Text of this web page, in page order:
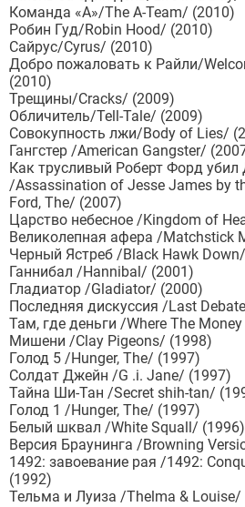
Команда «А»/The A-Team/ (2010)
Робин Гуд/Robin Hood/ (2010)
Сайрус/Cyrus/ (2010)
Добро пожаловать к Райли/
(2010)
Трещины/Cracks/ (2009)
Обличитель/Tell-Tale/ (2009)
Совокупность лжи/Body of Lies/
Гангстер /American Gangster/
Как трусливый Роберт Форд
/Assassination of Jesse James by
Ford, The/ (2007)
Царство небесное /Kingdom of
Великолепная афера /Matchstick
Черный Ястреб /Black Hawk
Ганнибал /Hannibal/ (2001)
Гладиатор /Gladiator/ (2000)
Последняя дискуссия /Last
Там, где деньги /Where The
Мишени /Clay Pigeons/ (1998)
Голод 5 /Hunger, The/ (1997)
Солдат Джейн /G .i. Jane/ (1997)
Тайна Ши-Тан /Secret shih-tan/
Голод 1 /Hunger, The/ (1997)
Белый шквал /White Squall/ (1996)
Версия Браунинга /Browning
1492: завоевание рая /1492:
(1992)
Тельма и Луиза /Thelma & Louise/